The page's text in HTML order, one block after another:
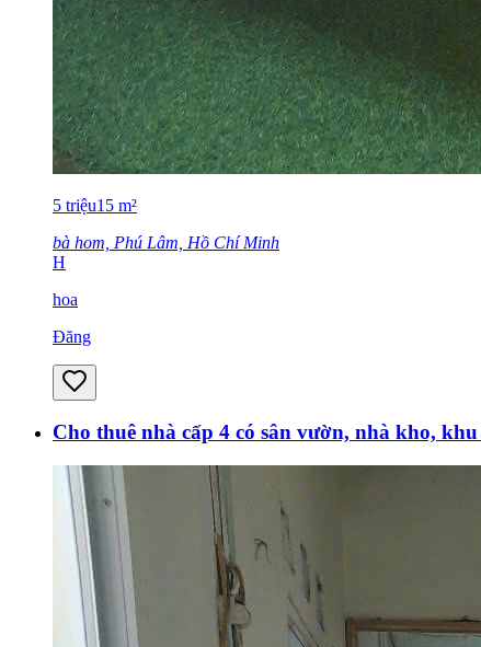
5 triệu15 m²
bà hom, Phú Lâm, Hồ Chí Minh
H
hoa
Đăng
Cho thuê nhà cấp 4 có sân vườn, nhà kho,